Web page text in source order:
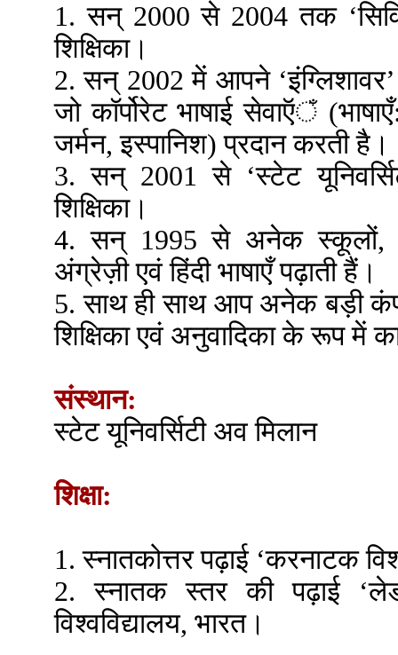
1. सन् 2000 से 2004 तक
शिक्षिका।
2. सन् 2002 में आपने
जो कॉर्पोरेट भाषाई सेवाऍঁ
जर्मन, इस्पानिश) प्रदान करती है।
3. सन् 2001 से ‘स्टेट
शिक्षिका।
4. सन् 1995 से अनेक स्कूलों,
अंग्रेज़ी एवं हिंदी भाषाएँ पढ़ाती हैं।
5. साथ ही साथ आप अनेक बड़ी
शिक्षिका एवं अनुवादिका के रूप में
संस्थान:
स्टेट यूनिवर्सिटी अव मिलान
शिक्षा:
1. स्नातकोत्तर पढ़ाई ‘करनाटक
2. स्नातक स्तर की पढ़ाई
विश्वविद्यालय, भारत।